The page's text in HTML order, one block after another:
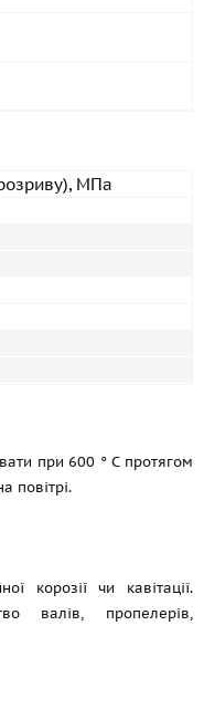
МПа
при 600 ° C протягом
повітрі.
корозії чи кавітації.
валів, пропелерів,